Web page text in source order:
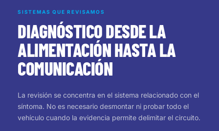
SISTEMAS QUE REVISAMOS
DIAGNÓSTICO DESDE LA
ALIMENTACIÓN HASTA LA
COMUNICACIÓN
La revisión se concentra en el sistema relacionado con el
síntoma. No es necesario desmontar ni probar todo el
vehículo cuando la evidencia permite delimitar el circuito.